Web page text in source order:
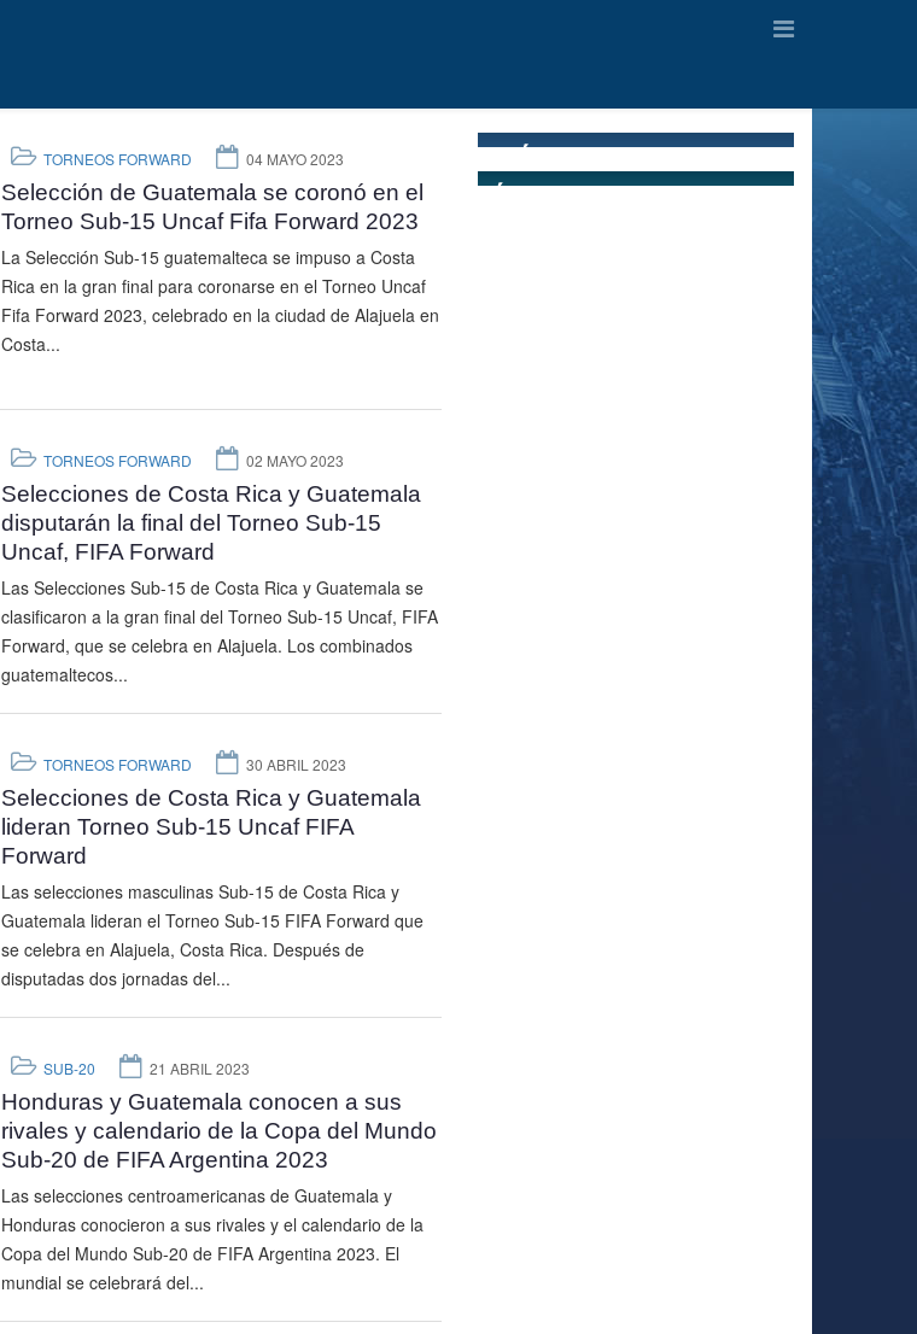
TORNEOS FORWARD 04 MAYO 2023
Selección de Guatemala se coronó en el
Torneo Sub-15 Uncaf Fifa Forward 2023
La Selección Sub-15 guatemalteca se impuso a Costa
Rica en la gran final para coronarse en el Torneo Uncaf
Fifa Forward 2023, celebrado en la ciudad de Alajuela en
Costa...
TORNEOS FORWARD 02 MAYO 2023
Selecciones de Costa Rica y Guatemala
disputarán la final del Torneo Sub-15
Uncaf, FIFA Forward
Las Selecciones Sub-15 de Costa Rica y Guatemala se
clasificaron a la gran final del Torneo Sub-15 Uncaf, FIFA
Forward, que se celebra en Alajuela. Los combinados
guatemaltecos...
TORNEOS FORWARD 30 ABRIL 2023
Selecciones de Costa Rica y Guatemala
lideran Torneo Sub-15 Uncaf FIFA
Forward
Las selecciones masculinas Sub-15 de Costa Rica y
Guatemala lideran el Torneo Sub-15 FIFA Forward que
se celebra en Alajuela, Costa Rica. Después de
disputadas dos jornadas del...
SUB-20 21 ABRIL 2023
Honduras y Guatemala conocen a sus
rivales y calendario de la Copa del Mundo
Sub-20 de FIFA Argentina 2023
Las selecciones centroamericanas de Guatemala y
Honduras conocieron a sus rivales y el calendario de la
Copa del Mundo Sub-20 de FIFA Argentina 2023. El
mundial se celebrará del...